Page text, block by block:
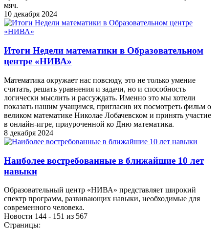
мяч.
10 декабря 2024
Итоги Недели математики в Образовательном
центре «НИВА»
Математика окружает нас повсюду, это не только умение
считать, решать уравнения и задачи, но и способность
логически мыслить и рассуждать. Именно это мы хотели
показать нашим учащимся, пригласив их посмотреть фильм о
великом математике Николае Лобачевском и принять участие
в онлайн-игре, приуроченной ко Дню математика.
8 декабря 2024
Наиболее востребованные в ближайшие 10 лет
навыки
Образовательный центр «НИВА» представляет широкий
спектр программ, развивающих навыки, необходимые для
современного человека.
Новости 144 - 151 из 567
Страницы: